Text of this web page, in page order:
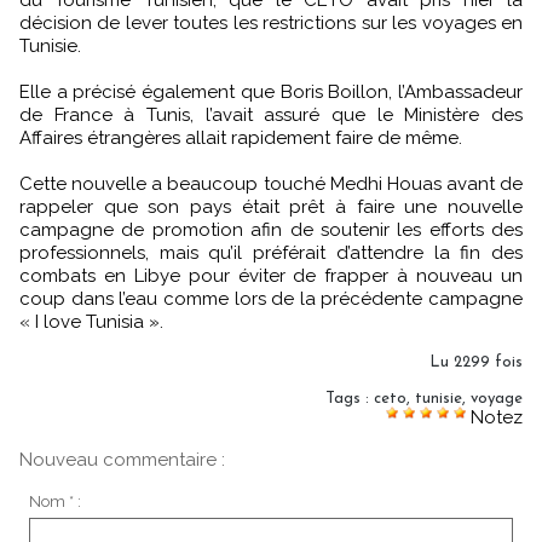
décision de lever toutes les restrictions sur les voyages en
Tunisie.
Elle a précisé également que Boris Boillon, l’Ambassadeur
de France à Tunis, l’avait assuré que le Ministère des
Affaires étrangères allait rapidement faire de même.
Cette nouvelle a beaucoup touché Medhi Houas avant de
rappeler que son pays était prêt à faire une nouvelle
campagne de promotion afin de soutenir les efforts des
professionnels, mais qu’il préférait d’attendre la fin des
combats en Libye pour éviter de frapper à nouveau un
coup dans l’eau comme lors de la précédente campagne
« I love Tunisia ».
Lu 2299 fois
Tags : ceto tunisie voyage
Notez
Nouveau commentaire :
Nom * :